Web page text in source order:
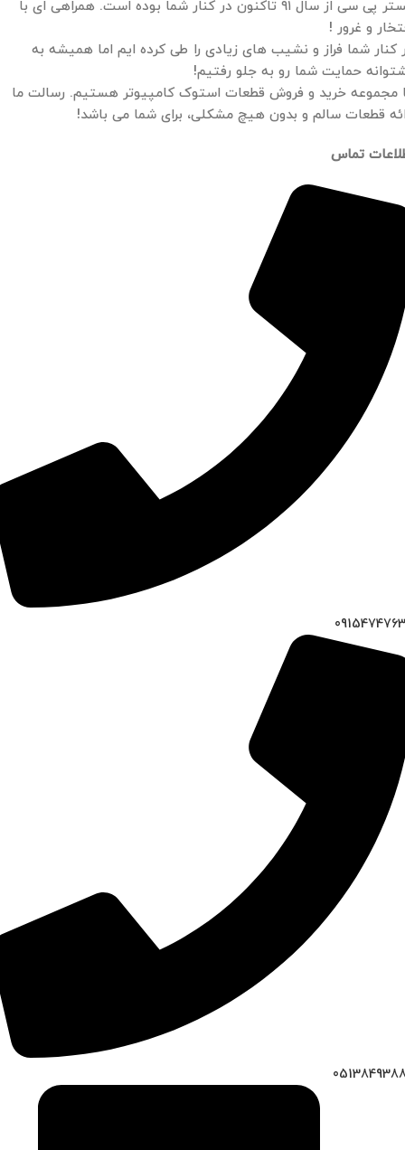
مستر پی سی از سال ۹۱ تاکنون در کنار شما بوده است. همراهی ای با
و غرور !
کنار شما فراز و نشیب های زیادی را طی کرده ایم اما همیشه به
حمایت شما رو به جلو رفتیم!
مجموعه خرید و فروش قطعات استوک کامپیوتر هستیم. رسالت ما
قطعات سالم و بدون هیچ مشکلی، برای شما می باشد!
تماس